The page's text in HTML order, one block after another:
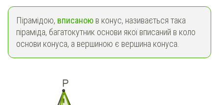
Пірамідою, вписаною в конус, називається така
піраміда, багатокутник основи якої вписаний в коло
основи конуса, а вершиною є вершина конуса.